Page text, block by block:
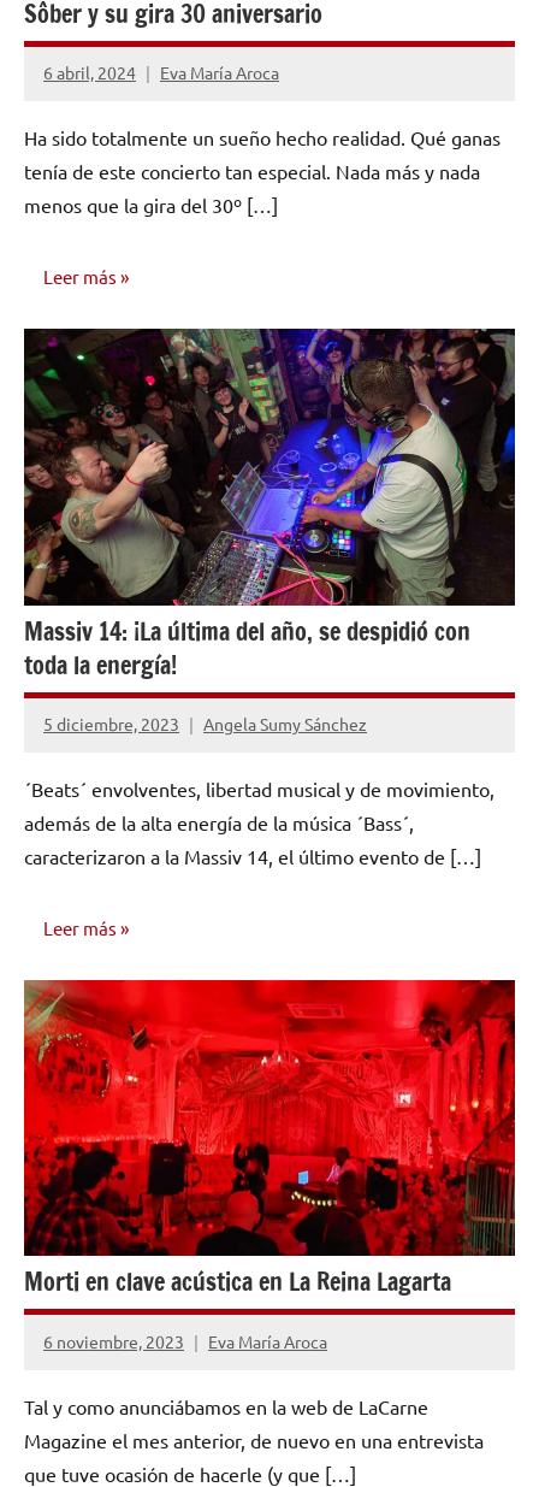
Sôber y su gira 30 aniversario
6 abril, 2024 Eva María Aroca
No
comentarios
Ha sido totalmente un sueño hecho realidad. Qué ganas
tenía de este concierto tan especial. Nada más y nada
menos que la gira del 30º […]
Leer más
OPINIÓN
Massiv 14: ¡La última del año, se despidió con
toda la energía!
5 diciembre, 2023 Angela Sumy Sánchez
No
comentarios
´Beats´ envolventes, libertad musical y de movimiento,
además de la alta energía de la música ´Bass´,
caracterizaron a la Massiv 14, el último evento de […]
Leer más
OPINIÓN
Morti en clave acústica en La Reina Lagarta
6 noviembre, 2023 Eva María Aroca
No
comentarios
Tal y como anunciábamos en la web de LaCarne
Magazine el mes anterior, de nuevo en una entrevista
que tuve ocasión de hacerle (y que […]